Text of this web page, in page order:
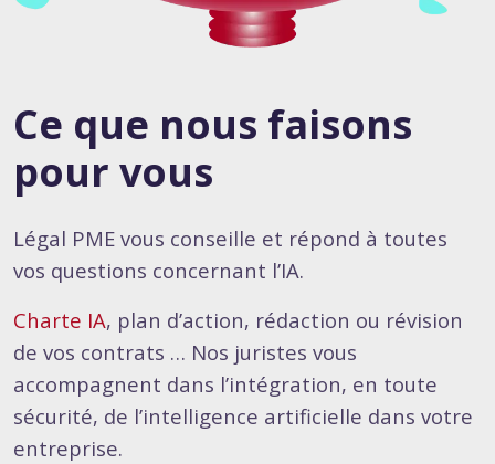
Ce que nous faisons
pour vous
Légal PME vous conseille et répond à toutes
vos questions concernant l’IA.
Charte IA, plan d’action, rédaction ou révision
de vos contrats … Nos juristes vous
accompagnent dans l’intégration, en toute
sécurité, de l’intelligence artificielle dans votre
entreprise.